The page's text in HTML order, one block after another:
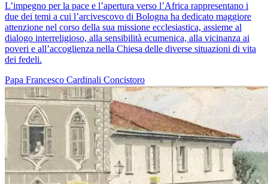
L’impegno per la pace e l’apertura verso l’Africa rappresentano i
due dei temi a cui l’arcivescovo di Bologna ha dedicato maggiore
attenzione nel corso della sua missione ecclesiastica, assieme al
dialogo interreligioso, alla sensibilità ecumenica, alla vicinanza ai
poveri e all’accoglienza nella Chiesa delle diverse situazioni di vita
dei fedeli.
Papa Francesco Cardinali Concistoro